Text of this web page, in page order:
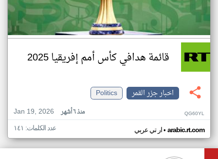
قائمة هدافي كأس أمم إفريقيا 2025
اخبار جزر القمر
Politics
Jan 19, 2026
منذ ٦ أشهر QG60YL
ار تي عربي• arabic.rt.com عدد الكلمات: ١٤١